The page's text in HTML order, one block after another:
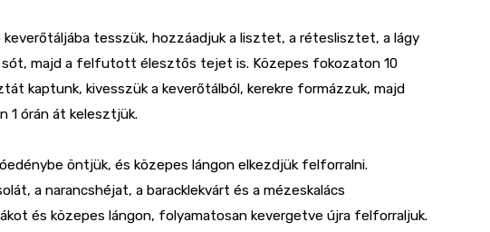
tesszük, hozzáadjuk a lisztet, a réteslisztet, a lágy
sót, majd a felfutott élesztős tejet is. Közepes fokozaton 10
kaptunk, kivesszük a keverőtálból, kerekre formázzuk, majd
1 órán át kelesztjük.
öntjük, és közepes lángon elkezdjük felforralni.
a narancshéjat, a baracklekvárt és a mézeskalács
és közepes lángon, folyamatosan kevergetve újra felforraljuk.